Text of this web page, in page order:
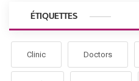
ÉTIQUETTES
Clinic Doctors